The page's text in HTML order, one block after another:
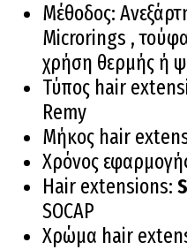
Μέθοδος:
Microrings ,
χρήση θερμής ή
Τύπος hair
Remy
Μήκος hair
Χρόνος
Hair extensions:
SOCAP
Χρώμα hair